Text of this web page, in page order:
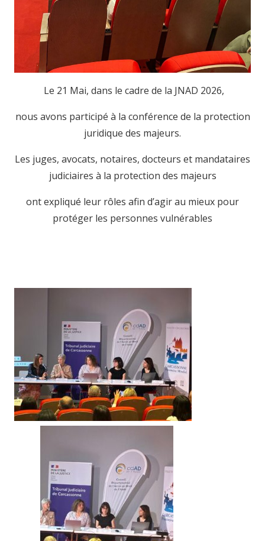
Le 21 Mai, dans le cadre de la JNAD 2026,
nous avons participé à la conférence de la protection
juridique des majeurs.
Les juges, avocats, notaires, docteurs et mandataires
judiciaires à la protection des majeurs
ont expliqué leur rôles afin d’agir au mieux pour
protéger les personnes vulnérables